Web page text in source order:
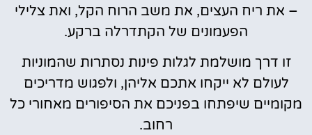
– את ריח העצים, את משב הרוח הקל, ואת צלילי
הפעמונים של הקתדרלה ברקע.
זו דרך מושלמת לגלות פינות נסתרות שהמוניות
לעולם לא ייקחו אתכם אליהן, ולפגוש מדריכים
מקומיים שיפתחו בפניכם את הסיפורים מאחורי כל
רחוב.